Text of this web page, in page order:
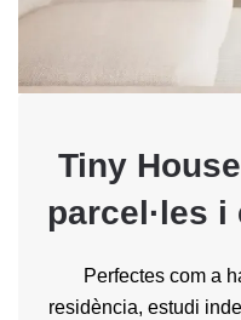
Tiny
parcel·les
Perfectes com a
residència, estudi